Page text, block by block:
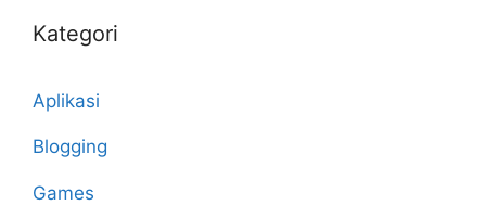
Kategori
Aplikasi
Blogging
Games